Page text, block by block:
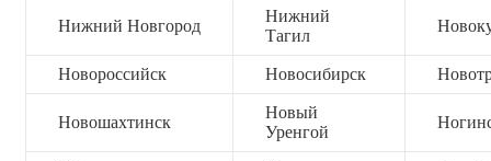
Нижний Новгород
Нижний
Тагил
Новороссийск Новосибирск
Новошахтинск
Новый
Уренгой